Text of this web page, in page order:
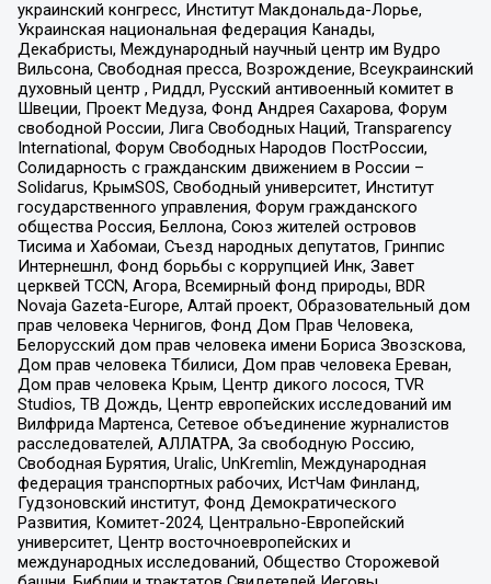
украинский конгресс, Институт Макдональда-Лорье,
Украинская национальная федерация Канады,
Декабристы, Международный научный центр им Вудро
Вильсона, Свободная пресса, Возрождение, Всеукраинский
духовный центр , Риддл, Русский антивоенный комитет в
Швеции, Проект Медуза, Фонд Андрея Сахарова, Форум
свободной России, Лига Свободных Наций, Transparеncy
International, Форум Свободных Народов ПостРоссии,
Солидарность с гражданским движением в России –
Solidarus, КрымSOS, Свободный университет, Институт
государственного управления, Форум гражданского
общества Россия, Беллона, Союз жителей островов
Тисима и Хабомаи, Съезд народных депутатов, Гринпис
Интернешнл, Фонд борьбы с коррупцией Инк, Завет
церквей TCCN, Агора, Всемирный фонд природы, BDR
Novaja Gazeta-Europe, Алтай проект, Образовательный дом
прав человека Чернигов, Фонд Дом Прав Человека,
Белорусский дом прав человека имени Бориса Звозскова,
Дом прав человека Тбилиси, Дом прав человека Ереван,
Дом прав человека Крым, Центр дикого лосося, TVR
Studios, ТВ Дождь, Центр европейских исследований им
Вилфрида Мартенса, Сетевое объединение журналистов
расследователей, АЛЛАТРА, За свободную Россию,
Свободная Бурятия, Uralic, UnKremlin, Международная
федерация транспортных рабочих, ИстЧам Финланд,
Гудзоновский институт, Фонд Демократического
Развития, Комитет-2024, Центрально-Европейский
университет, Центр восточноевропейских и
международных исследований, Общество Сторожевой